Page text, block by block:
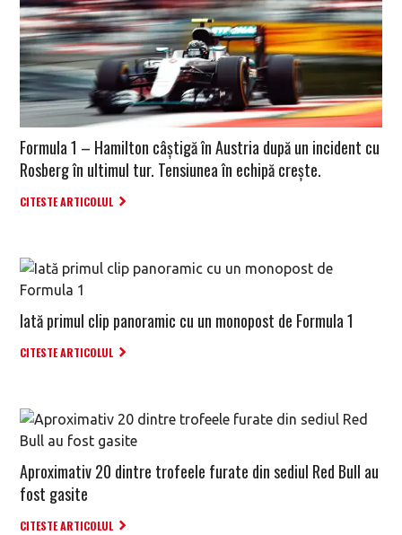
Formula 1 – Hamilton câștigă în Austria după un incident cu
Rosberg în ultimul tur. Tensiunea în echipă crește.
CITESTE ARTICOLUL
Iată primul clip panoramic cu un monopost de Formula 1
CITESTE ARTICOLUL
Aproximativ 20 dintre trofeele furate din sediul Red Bull au
fost gasite
CITESTE ARTICOLUL